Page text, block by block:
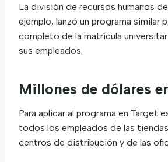
La división de recursos humanos
ejemplo, lanzó un programa similar
completo de la matrícula
sus empleados.
Millones de dólares
Para aplicar al programa en Target
todos los empleados de las
centros de distribución y de las